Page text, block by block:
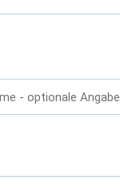
- optionale Angabe